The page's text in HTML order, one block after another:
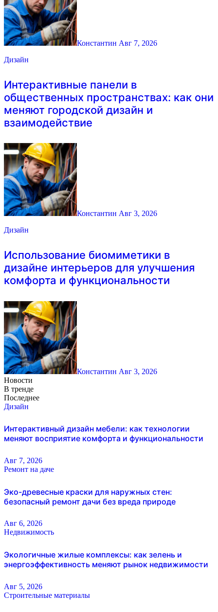
Константин Авг 7, 2026
Дизайн
Интерактивные панели в
общественных пространствах: как они
меняют городской дизайн и
взаимодействие
Константин Авг 3, 2026
Дизайн
Использование биомиметики в
дизайне интерьеров для улучшения
комфорта и функциональности
Константин Авг 3, 2026
Новости
В тренде
Последнее
Дизайн
Интерактивный дизайн мебели: как технологии
меняют восприятие комфорта и функциональности
Авг 7, 2026
Ремонт на даче
Эко-древесные краски для наружных стен:
безопасный ремонт дачи без вреда природе
Авг 6, 2026
Недвижимость
Экологичные жилые комплексы: как зелень и
энергоэффективность меняют рынок недвижимости
Авг 5, 2026
Строительные материалы